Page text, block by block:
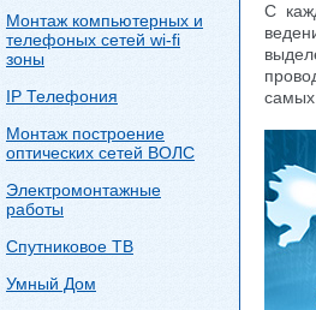
Монтаж компьютерных и
телефоных сетей wi-fi
зоны
IP Телефония
Монтаж построение
оптических сетей ВОЛС
Электромонтажные
работы
Спутниковое ТВ
Умный Дом
С
самых